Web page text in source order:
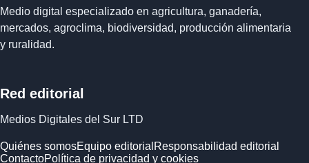
Medio digital especializado en agricultura, ganadería,
mercados, agroclima, biodiversidad, producción alimentaria
y ruralidad.
Red editorial
Medios Digitales del Sur LTD
Quiénes somosEquipo editorial Responsabilidad editorial
ContactoPolítica de privacidad y cookies